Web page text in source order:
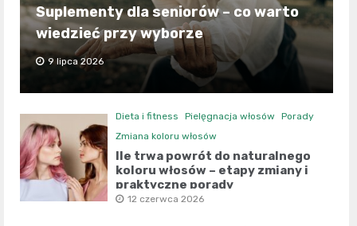
Suplementy dla seniorów – co warto
wiedzieć przy wyborze
9 lipca 2026
Dieta i fitness Pielęgnacja włosów
Porady
Zmiana koloru włosów
Ile trwa powrót do naturalnego
koloru włosów – etapy zmiany i
praktyczne porady
12 czerwca 2026